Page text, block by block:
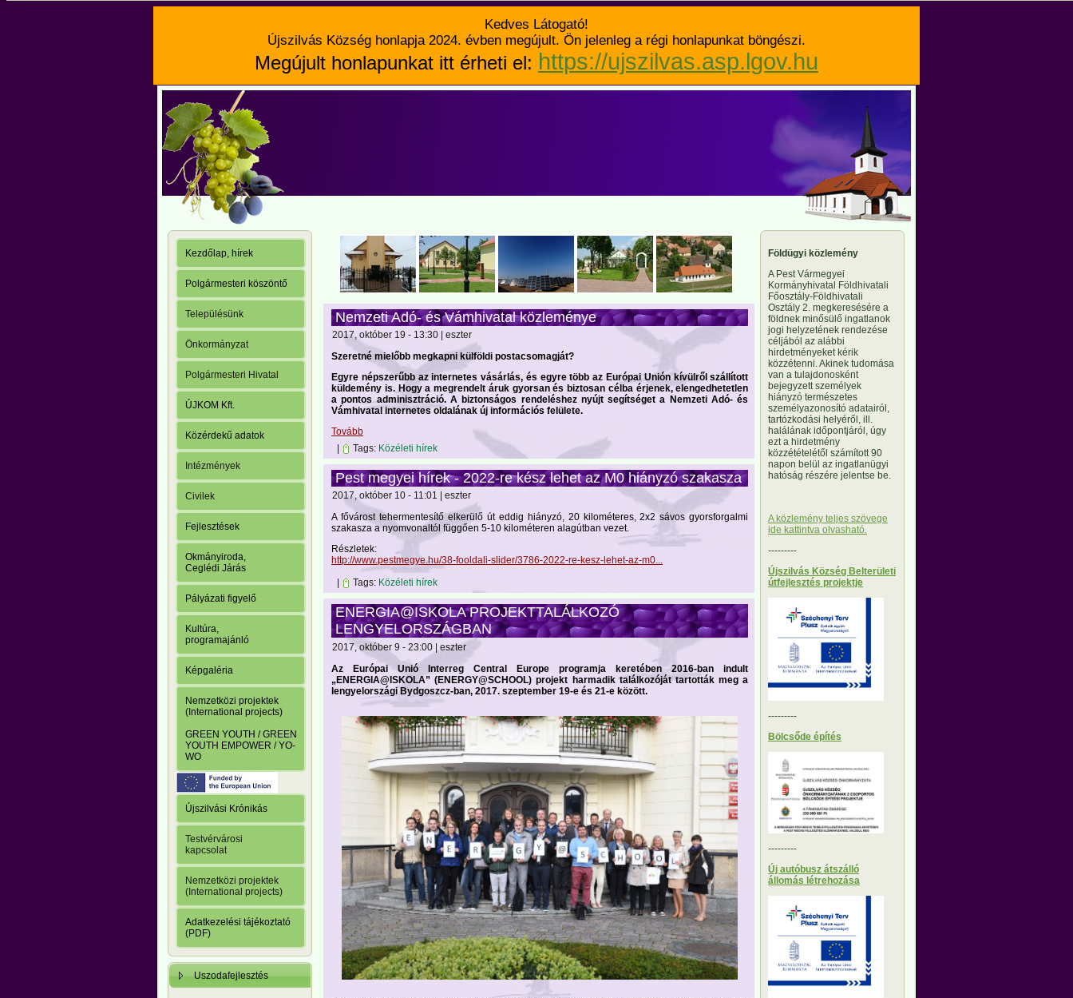
Kedves Látogató!
Újszilvás Község honlapja 2024. évben megújult. Ön jelenleg a régi honlapunkat böngészi.
Megújult honlapunkat itt érheti el: https://ujszilvas.asp.lgov.hu
Kezdőlap, hírek
Polgármesteri köszöntő
Településünk
Önkormányzat
Polgármesteri Hivatal
ÚJKOM Kft.
Közérdekű adatok
Intézmények
Civilek
Fejlesztések
Okmányiroda,
Ceglédi Járás
Pályázati figyelő
Kultúra,
programajánló
Képgaléria
Nemzetközi projektek
(International projects)
GREEN YOUTH / GREEN
YOUTH EMPOWER / YO-
WO
Újszilvási Krónikás
Testvérvárosi
kapcsolat
Nemzetközi projektek
(International projects)
Adatkezelési tájékoztató
(PDF)
Uszodafejlesztés
Nemzeti Adó- és Vámhivatal közleménye
2017, október 19 - 13:30 | eszter
Szeretné mielőbb megkapni külföldi postacsomagját?
Egyre népszerűbb az internetes vásárlás, és egyre több az Európai Unión kívülről szállított
küldemény is. Hogy a megrendelt áruk gyorsan és biztosan célba érjenek, elengedhetetlen
a pontos adminisztráció. A biztonságos rendeléshez nyújt segítséget a Nemzeti Adó- és
Vámhivatal internetes oldalának új információs felülete.
Tovább
Tags: Közéleti hírek
Pest megyei hírek - 2022-re kész lehet az M0 hiányzó szakasza
2017, október 10 - 11:01 | eszter
A fővárost tehermentesítő elkerülő út eddig hiányzó, 20 kilométeres, 2x2 sávos gyorsforgalmi
szakasza a nyomvonaltól függően 5-10 kilométeren alagútban vezet.
Részletek:
http://www.pestmegye.hu/38-fooldali-slider/3786-2022-re-kesz-lehet-az-m0...
Tags: Közéleti hírek
ENERGIA@ISKOLA PROJEKTTALÁLKOZÓ
LENGYELORSZÁGBAN
2017, október 9 - 23:00 | eszter
Az Európai Unió Interreg Central Europe programja keretében 2016-ban indult
„ENERGIA@ISKOLA” (ENERGY@SCHOOL) projekt harmadik találkozóját tartották meg a
lengyelországi Bydgoszcz-ban, 2017. szeptember 19-e és 21-e között.
Földügyi közlemény
A Pest Vármegyei
Kormányhivatal Földhivatali
Főosztály-Földhivatali
Osztály 2. megkeresésére a
földnek minősülő ingatlanok
jogi helyzetének rendezése
céljából az alábbi
hirdetményeket kérik
közzétenni. Akinek tudomása
van a tulajdonosként
bejegyzett személyek
hiányzó természetes
személyazonosító adatairól,
tartózkodási helyéről, ill.
halálának időpontjáról, úgy
ezt a hirdetmény
közzétételétől számított 90
napon belül az ingatlanügyi
hatóság részére jelentse be.
A közlemény teljes szövege
ide kattintva olvasható.
---------
Újszilvás Község Belterületi
útfejlesztés projektje
---------
Bölcsőde építés
---------
Új autóbusz átszálló
állomás létrehozása